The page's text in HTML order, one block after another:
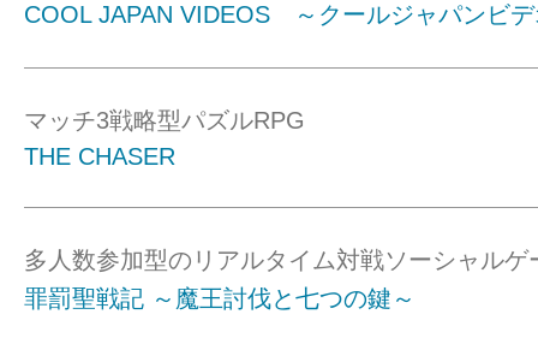
COOL JAPAN VIDEOS ～クールジャパンビ
マッチ3戦略型パズルRPG
THE CHASER
多人数参加型のリアルタイム対戦ソーシャルゲ
罪罰聖戦記 ～魔王討伐と七つの鍵～